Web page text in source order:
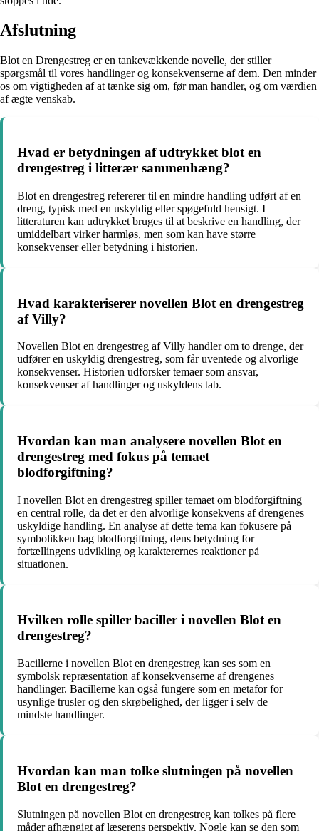
Afslutning
Blot en Drengestreg er en tankevækkende novelle, der stiller
spørgsmål til vores handlinger og konsekvenserne af dem. Den minder
os om vigtigheden af at tænke sig om, før man handler, og om værdien
af ægte venskab.
Hvad er betydningen af udtrykket blot en
drengestreg i litterær sammenhæng?
Blot en drengestreg refererer til en mindre handling udført af en
dreng, typisk med en uskyldig eller spøgefuld hensigt. I
litteraturen kan udtrykket bruges til at beskrive en handling, der
umiddelbart virker harmløs, men som kan have større
konsekvenser eller betydning i historien.
Hvad karakteriserer novellen Blot en drengestreg
af Villy?
Novellen Blot en drengestreg af Villy handler om to drenge, der
udfører en uskyldig drengestreg, som får uventede og alvorlige
konsekvenser. Historien udforsker temaer som ansvar,
konsekvenser af handlinger og uskyldens tab.
Hvordan kan man analysere novellen Blot en
drengestreg med fokus på temaet
blodforgiftning?
I novellen Blot en drengestreg spiller temaet om blodforgiftning
en central rolle, da det er den alvorlige konsekvens af drengenes
uskyldige handling. En analyse af dette tema kan fokusere på
symbolikken bag blodforgiftning, dens betydning for
fortællingens udvikling og karakterernes reaktioner på
situationen.
Hvilken rolle spiller baciller i novellen Blot en
drengestreg?
Bacillerne i novellen Blot en drengestreg kan ses som en
symbolsk repræsentation af konsekvenserne af drengenes
handlinger. Bacillerne kan også fungere som en metafor for
usynlige trusler og den skrøbelighed, der ligger i selv de
mindste handlinger.
Hvordan kan man tolke slutningen på novellen
Blot en drengestreg?
Slutningen på novellen Blot en drengestreg kan tolkes på flere
måder afhængigt af læserens perspektiv. Nogle kan se den som